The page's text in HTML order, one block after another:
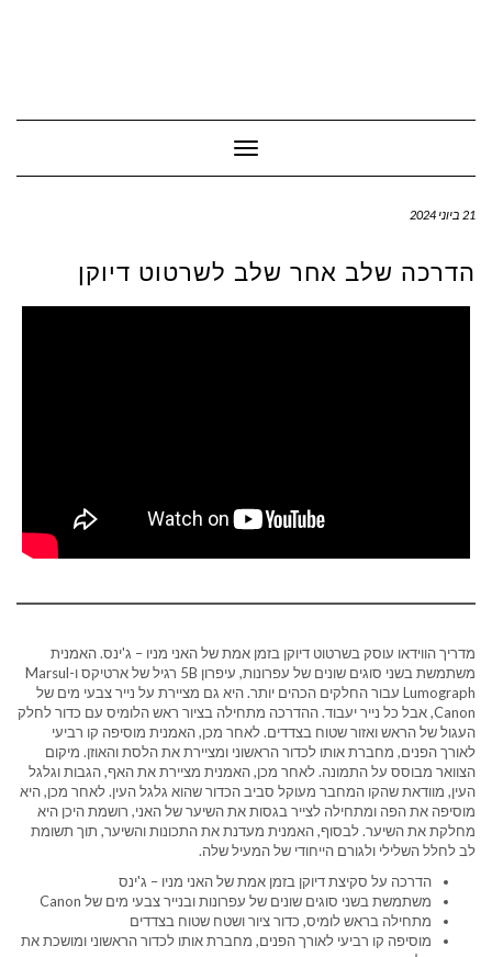
Toggle Navigation
21 ביוני 2024
הדרכה שלב אחר שלב לשרטוט דיוקן
מדריך הווידאו עוסק בשרטוט דיוקן בזמן אמת של האני מניו – ג'ינס. האמנית
משתמשת בשני סוגים שונים של עפרונות, עיפרון 5B רגיל של ארטיקס ו-Marsul
Lumograph עבור החלקים הכהים יותר. היא גם מציירת על נייר צבעי מים של
Canon, אבל כל נייר יעבוד. ההדרכה מתחילה בציור ראש הלומיס עם כדור לחלק
העגול של הראש ואזור שטוח בצדדים. לאחר מכן, האמנית מוסיפה קו רביעי
לאורך הפנים, מחברת אותו לכדור הראשוני ומציירת את הלסת והאוזן. מיקום
הצוואר מבוסס על התמונה. לאחר מכן, האמנית מציירת את האף, הגבות וגלגל
העין, מוודאת שהקו המחבר מעוקל סביב הכדור שהוא גלגל העין. לאחר מכן, היא
מוסיפה את הפה ומתחילה לצייר בגסות את השיער של האני, רושמת היכן היא
מחלקת את השיער. לבסוף, האמנית מעדנת את התכונות והשיער, תוך תשומת
לב לחלל השלילי ולגורם הייחודי של המעיל שלה.
הדרכה על סקיצת דיוקן בזמן אמת של האני מניו – ג'ינס
משתמשת בשני סוגים שונים של עפרונות ובנייר צבעי מים של Canon
מתחילה בראש לומיס, כדור ציור ושטח שטוח בצדדים
מוסיפה קו רביעי לאורך הפנים, מחברת אותו לכדור הראשוני ומושכת את